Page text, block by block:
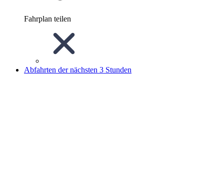
Fahrplan teilen
Abfahrten der nächsten 3 Stunden